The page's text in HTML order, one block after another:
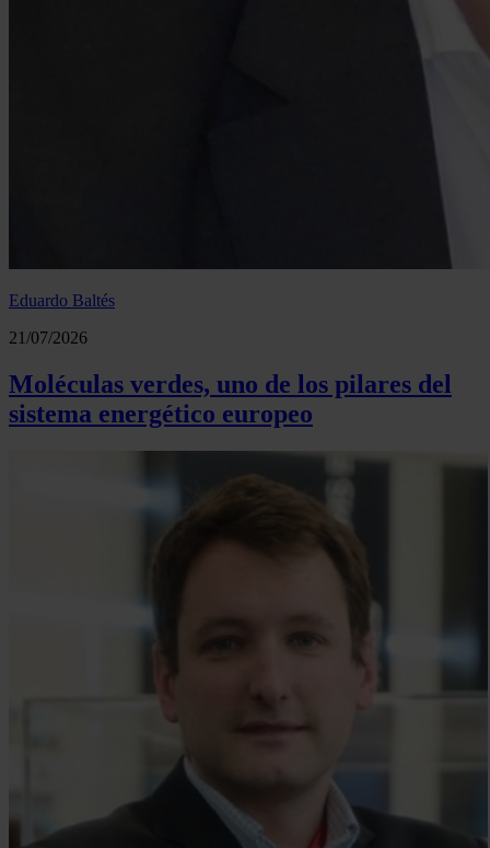
Eduardo Baltés
21/07/2026
Moléculas verdes, uno de los pilares del
sistema energético europeo